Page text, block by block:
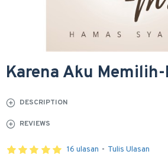
Karena Aku Memilih-
DESCRIPTION
REVIEWS
16 ulasan - Tulis Ulasan